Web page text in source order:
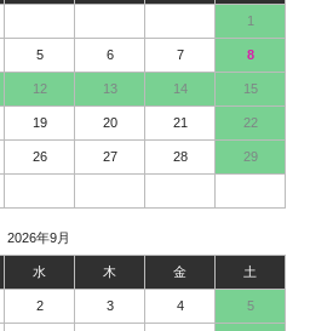
1
5 6 7 8
12 13 14 15
19 20 21 22
26 27 28 29
2026年9月
水 木 金 土
2 3 4 5